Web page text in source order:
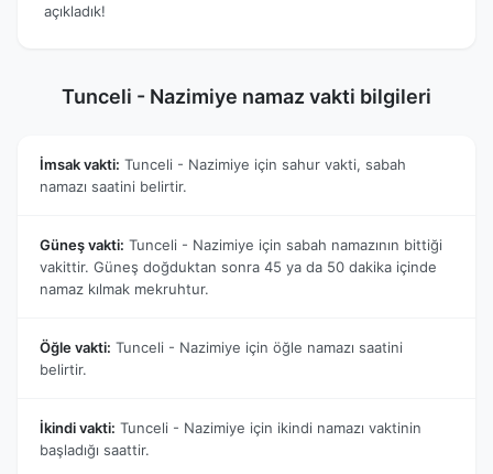
açıkladık!
Tunceli - Nazimiye namaz vakti bilgileri
İmsak vakti: Tunceli - Nazimiye için sahur vakti, sabah
namazı saatini belirtir.
Güneş vakti: Tunceli - Nazimiye için sabah namazının bittiği
vakittir. Güneş doğduktan sonra 45 ya da 50 dakika içinde
namaz kılmak mekruhtur.
Öğle vakti: Tunceli - Nazimiye için öğle namazı saatini
belirtir.
İkindi vakti: Tunceli - Nazimiye için ikindi namazı vaktinin
başladığı saattir.